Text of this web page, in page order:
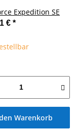
Expedition SE
€ *
Warenkorb